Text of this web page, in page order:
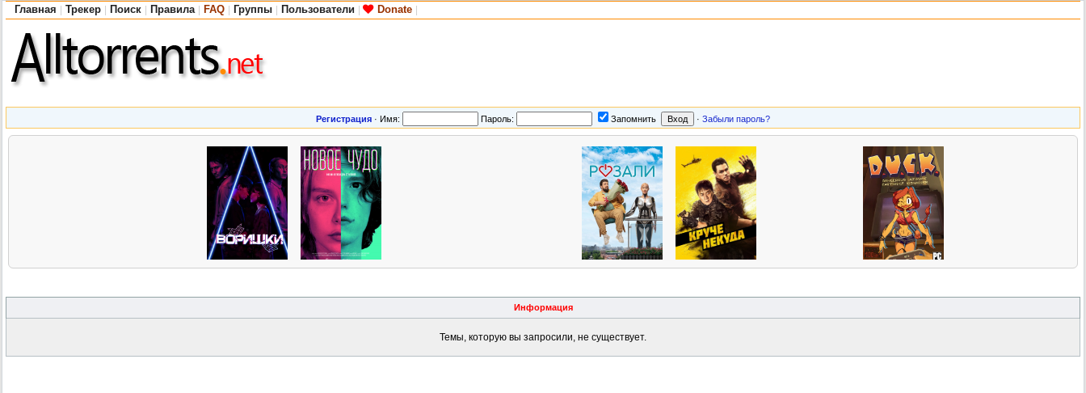
Главная Трекер Поиск Правила FAQ Группы Пользователи Donate
Регистрация · Имя: Пароль: Запомнить · Забыли пароль?
Информация
Темы, которую вы запросили, не существует.